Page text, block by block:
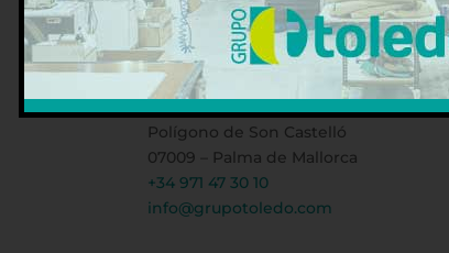
DELEGACIÓN CENTRAL PALMA
Polígono de Son Castelló
07009 – Palma de Mallorca
+34 971 47 30 10
info@grupotoledo.com